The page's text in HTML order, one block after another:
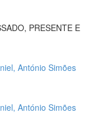
PRESENTE E
António Simões
António Simões